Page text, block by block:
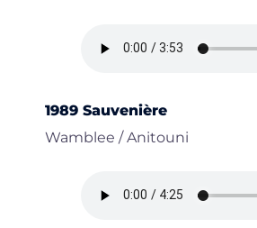
1989 Sauvenière
Wamblee / Anitouni